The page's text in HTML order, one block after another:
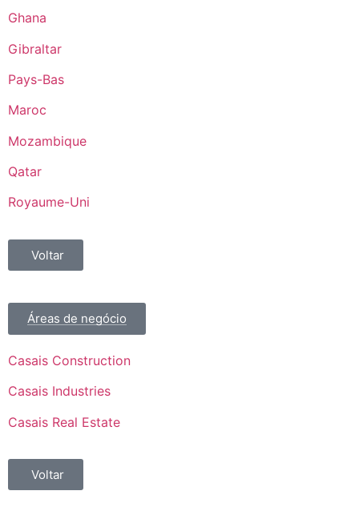
Ghana
Gibraltar
Pays-Bas
Maroc
Mozambique
Qatar
Royaume-Uni
Voltar
Áreas de negócio
Casais Construction
Casais Industries
Casais Real Estate
Voltar